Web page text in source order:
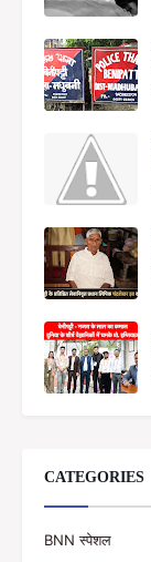
CATEGORIES
BNN स्पेशल